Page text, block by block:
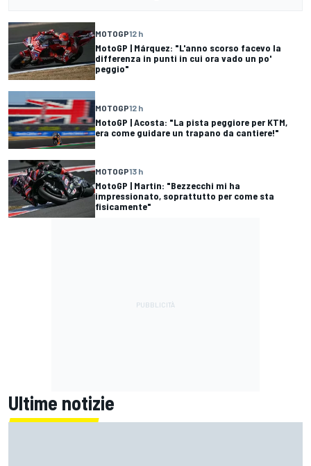
MOTOGP12 h
MotoGP | Márquez: "L'anno scorso facevo la
differenza in punti in cui ora vado un po'
peggio"
MOTOGP12 h
MotoGP | Acosta: "La pista peggiore per KTM,
era come guidare un trapano da cantiere!"
MOTOGP13 h
MotoGP | Martin: "Bezzecchi mi ha
impressionato, soprattutto per come sta
fisicamente"
Ultime notizie